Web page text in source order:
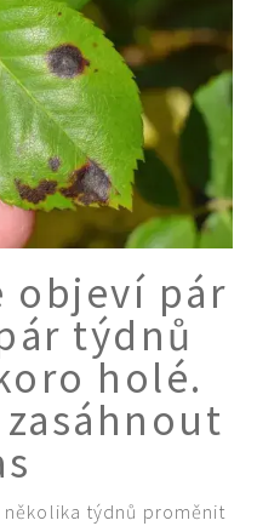
objeví pár
týdnů
holé.
týdnů proměnit